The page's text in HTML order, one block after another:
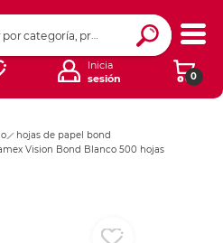
0
Inicia
sesión
hojas de papel bond
Vision Bond Blanco 500 hojas
Ingresar Codigo